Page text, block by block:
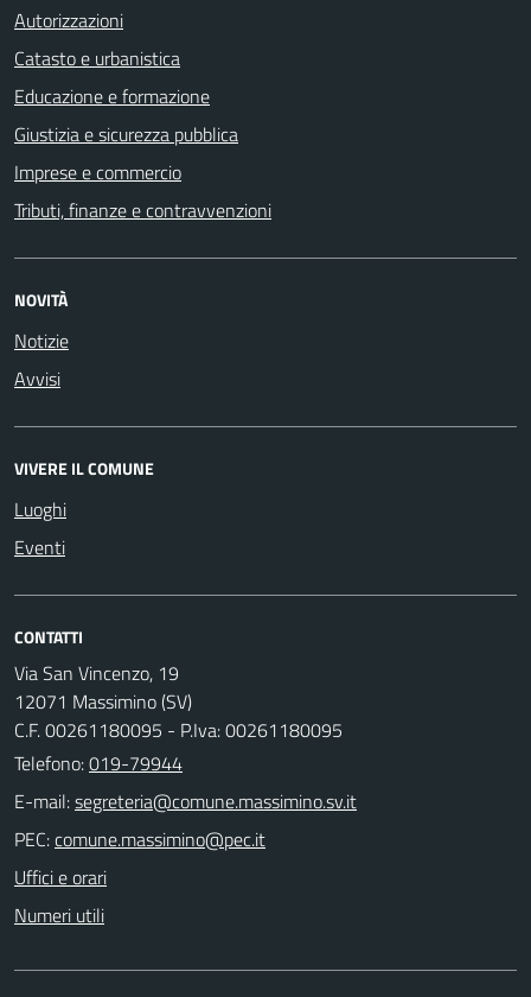
Autorizzazioni
Catasto e urbanistica
Educazione e formazione
Giustizia e sicurezza pubblica
Imprese e commercio
Tributi, finanze e contravvenzioni
NOVITÀ
Notizie
Avvisi
VIVERE IL COMUNE
Luoghi
Eventi
CONTATTI
Via San Vincenzo, 19
12071 Massimino (SV)
C.F. 00261180095 - P.Iva: 00261180095
Telefono:019-79944
E-mail:
PEC:
Uffici e orari
Numeri utili